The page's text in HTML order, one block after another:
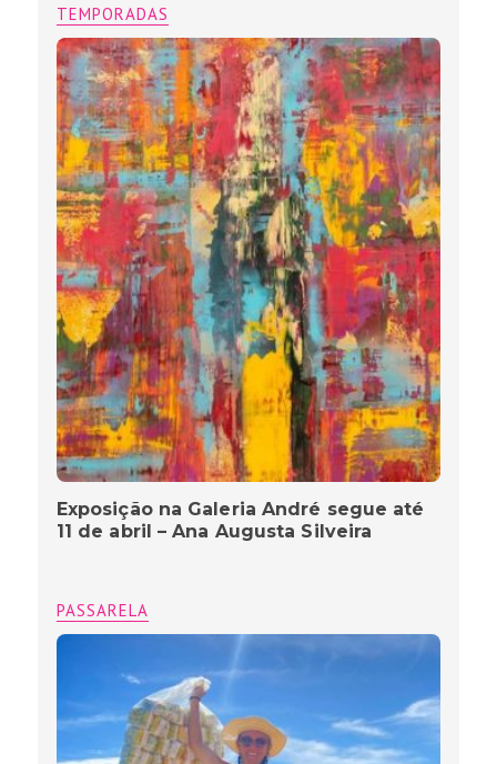
TEMPORADAS
Exposição na Galeria André segue até
11 de abril – Ana Augusta Silveira
PASSARELA